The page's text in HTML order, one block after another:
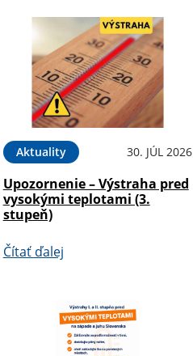
Aktuality 30. JÚL 2026
Upozornenie – Výstraha pred
vysokými teplotami (3.
stupeň)
Čítať ďalej